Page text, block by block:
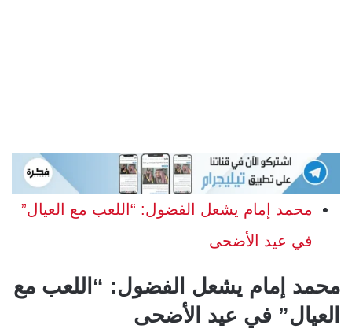
محمد إمام يشعل الفضول: “اللعب مع العيال”
في عيد الأضحى
محمد إمام يشعل الفضول: “اللعب مع
العيال” في عيد الأضحى